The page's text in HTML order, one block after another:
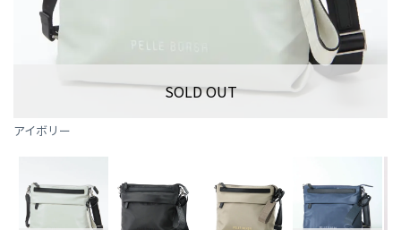
SOLD OUT
アイボリー